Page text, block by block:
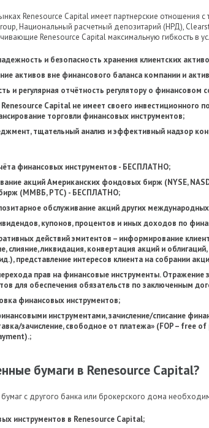
Renesource Capital имеет партнерские отношения
Национальный расчетный депозитарий (НРД),
Renesource Capital максимальную гибкость в
и безопасность хранения клиентских
активов вне финансового баланса компании и
и регулярная отчётность регулятору о финансовом
Capital не имеет своего инвестиционного
торговли финансовых инструментов;
тщательный анализ и эффективный надзор
финансовых инструментов - БЕСПЛАТНО;
акций Американских фондовых бирж (NYSE,
(ММВБ, РТС) - БЕСПЛАТНО;
обслуживание акций других
купонов, процентов и иных доходов по
действий эмитентов – информирование
слияние, ликвидация, конвертация акций и
представление интересов клиента на собрании
прав на финансовые инструменты. Отражение
для обеспечения обязательств по заключенным
финансовых инструментов;
инструментами, зачисление/списание
зачисление, свободное от платежа» (FOP – free
бумаги в Renesource Capital?
с другого банка или брокерского дома
инструментов в Renesource Capital;